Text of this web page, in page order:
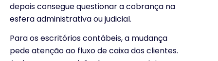
depois consegue questionar a cobrança na
esfera administrativa ou judicial.
Para os escritórios contábeis, a mudança
pede atenção ao fluxo de caixa dos clientes.